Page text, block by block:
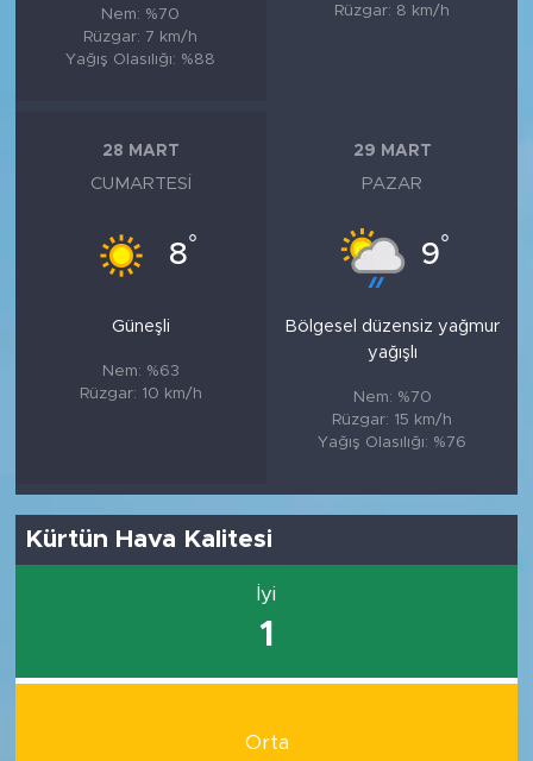
Nem: %70
Rüzgar: 7 km/h
Yağış Olasılığı: %88
Rüzgar: 8 km/h
28 MART
CUMARTESI
8°
Güneşli
Nem: %63
Rüzgar: 10 km/h
29 MART
PAZAR
9°
Bölgesel düzensiz yağmur
yağışlı
Nem: %70
Rüzgar: 15 km/h
Yağış Olasılığı: %76
Kürtün Hava Kalitesi
İyi
1
Orta